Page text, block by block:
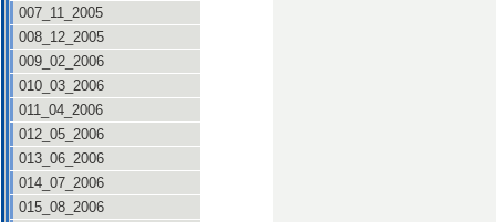
007_11_2005
008_12_2005
009_02_2006
010_03_2006
011_04_2006
012_05_2006
013_06_2006
014_07_2006
015_08_2006